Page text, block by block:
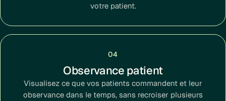
votre patient.
04
Observance patient
Visualisez ce que vos patients commandent et leur
observance dans le temps, sans recroiser plusieurs